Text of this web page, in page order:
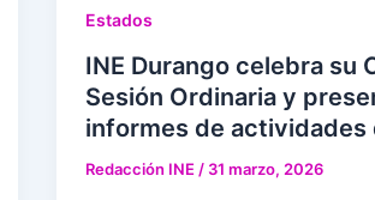
Estados
INE Durango celebra su
Sesión Ordinaria y
informes de actividades
Redacción INE / 31 marzo, 2026